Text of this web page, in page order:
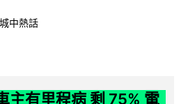
城中熱話
主有里程病 剩 75% 電